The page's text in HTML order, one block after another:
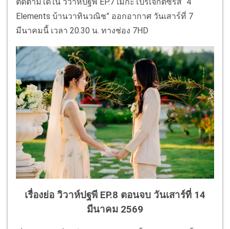
ติดตามได้ใน วิวาห์ปฐพี EP.7 เมกะโปรเจกต์ซีรีส์ “4
Elements บ้านวาทินวณิช” ออกอากาศ วันเสาร์ที่ 7
มีนาคมนี้ เวลา 20.30 น. ทางช่อง 7HD
เรื่องย่อ วิวาห์ปฐพี EP.8 ตอนจบ วันเสาร์ที่ 14
มีนาคม 2569